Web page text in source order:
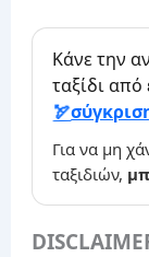
Κάνε την
ταξίδι
Για να μη
ταξιδιών,